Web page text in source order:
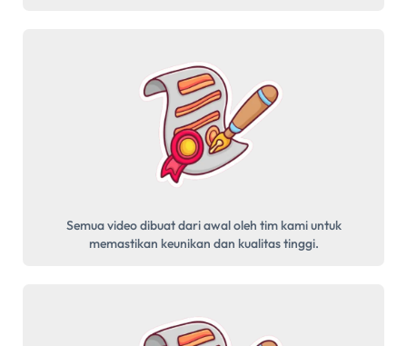
Semua video dibuat dari awal oleh tim kami untuk
memastikan keunikan dan kualitas tinggi.